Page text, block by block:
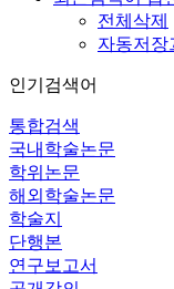
전체삭제
자동저장
인기검색어
통합검색
국내학술논문
학위논문
해외학술논문
학술지
단행본
연구보고서